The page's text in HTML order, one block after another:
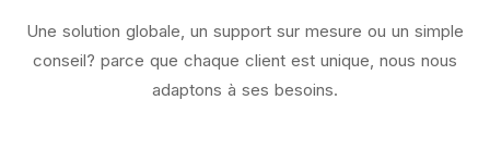
Une solution globale, un support sur mesure ou un simple
conseil? parce que chaque client est unique, nous nous
adaptons à ses besoins.